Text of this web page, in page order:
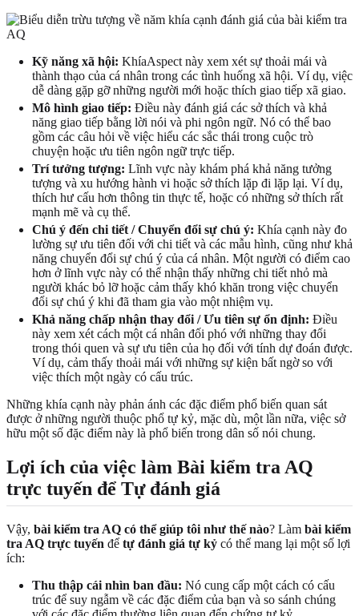
Kỹ năng xã hội: KhíaAspect này xem xét sự thoải mái và
thành thạo của cá nhân trong các tình huống xã hội. Ví dụ, việc
dễ dàng gặp gỡ những người mới hoặc thích giao tiếp xã giao.
Mô hình giao tiếp: Điều này đánh giá các sở thích và khả
năng giao tiếp bằng lời nói và phi ngôn ngữ. Nó có thể bao
gồm các câu hỏi về việc hiểu các sắc thái trong cuộc trò
chuyện hoặc ưu tiên ngôn ngữ trực tiếp.
Trí tưởng tượng: Lĩnh vực này khám phá khả năng tưởng
tượng và xu hướng hành vi hoặc sở thích lặp đi lặp lại. Ví dụ,
thích hư cấu hơn thông tin thực tế, hoặc có những sở thích rất
mạnh mẽ và cụ thể.
Chú ý đến chi tiết / Chuyển đổi sự chú ý: Khía cạnh này đo
lường sự ưu tiên đối với chi tiết và các mẫu hình, cũng như khả
năng chuyển đổi sự chú ý của cá nhân. Một người có điểm cao
hơn ở lĩnh vực này có thể nhận thấy những chi tiết nhỏ mà
người khác bỏ lỡ hoặc cảm thấy khó khăn trong việc chuyển
đổi sự chú ý khi đã tham gia vào một nhiệm vụ.
Khả năng chấp nhận thay đổi / Ưu tiên sự ổn định: Điều
này xem xét cách một cá nhân đối phó với những thay đổi
trong thói quen và sự ưu tiên của họ đối với tính dự đoán được.
Ví dụ, cảm thấy thoải mái với những sự kiện bất ngờ so với
việc thích một ngày có cấu trúc.
Những khía cạnh này phản ánh các đặc điểm phổ biến quan sát
được ở những người thuộc phổ tự kỷ, mặc dù, một lần nữa, việc sở
hữu một số đặc điểm này là phổ biến trong dân số nói chung.
Lợi ích của việc làm Bài kiểm tra AQ
trực tuyến để Tự đánh giá
Vậy, bài kiểm tra AQ có thể giúp tôi như thế nào? Làm bài kiểm
tra AQ trực tuyến để tự đánh giá tự kỷ có thể mang lại một số lợi
ích:
Thu thập cái nhìn ban đầu: Nó cung cấp một cách có cấu
trúc để suy ngẫm về các đặc điểm của bạn và so sánh chúng